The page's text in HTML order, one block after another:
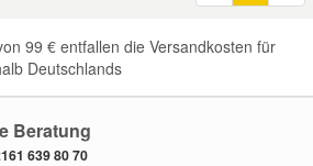
99 € entfallen die Versandkosten für
Deutschlands
Beratung
639 80 70